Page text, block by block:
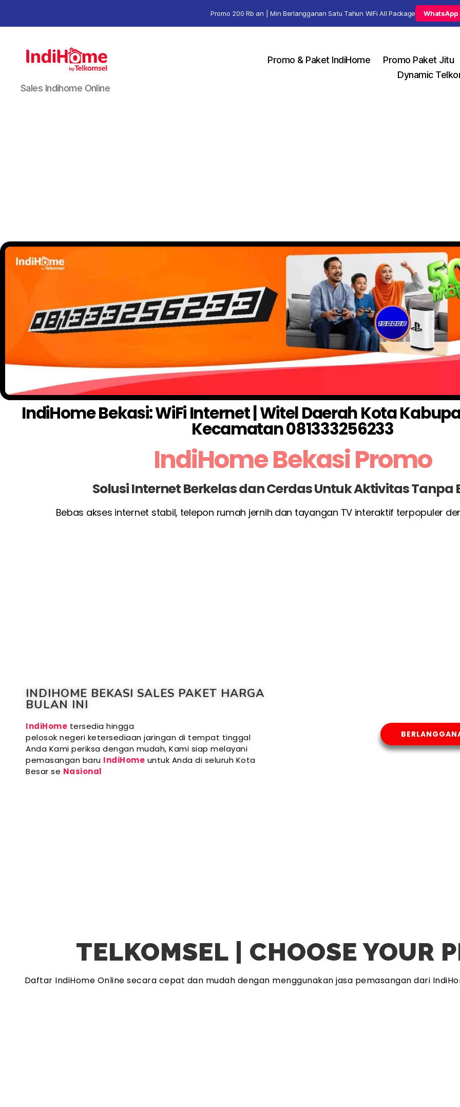
Sales Indihome Online
Promo & Paket IndiHome
Promo Paket Jitu
Dynamic
IndiHome Bekasi: WiFi Internet | Witel Daerah Kota
Kecamatan 081333256233
IndiHome Bekasi Promo
Solusi Internet Berkelas dan Cerdas Untuk Aktivitas Tanpa
Bebas akses internet stabil, telepon rumah jernih dan tayangan TV interaktif terpopuler
INDIHOME BEKASI SALES PAKET HARGA
BULAN INI
IndiHome tersedia hingga
pelosok negeri ketersediaan jaringan di tempat tinggal
Anda Kami periksa dengan mudah, Kami siap melayani
pemasangan baru IndiHome untuk Anda di seluruh Kota
Besar se Nasional
TELKOMSEL | CHOOSE YOUR
Daftar IndiHome Online secara cepat dan mudah dengan menggunakan jasa pemasangan dari
Promo 200 Rb an | Min Berlangganan Satu Tahun WiFi All Package WhatsApp